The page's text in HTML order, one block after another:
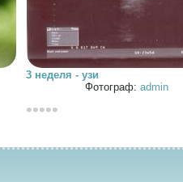
3 неделя - узи
Фотограф: admin